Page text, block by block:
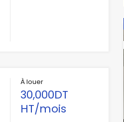
À louer
30,000DT
HT/mois